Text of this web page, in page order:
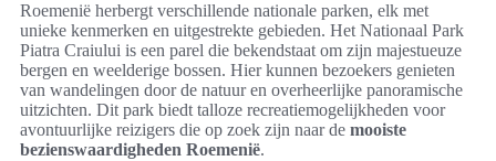
Roemenië herbergt verschillende nationale parken, elk met
unieke kenmerken en uitgestrekte gebieden. Het Nationaal Park
Piatra Craiului is een parel die bekendstaat om zijn majestueuze
bergen en weelderige bossen. Hier kunnen bezoekers genieten
van wandelingen door de natuur en overheerlijke panoramische
uitzichten. Dit park biedt talloze recreatiemogelijkheden voor
avontuurlijke reizigers die op zoek zijn naar de mooiste
bezienswaardigheden Roemenië.